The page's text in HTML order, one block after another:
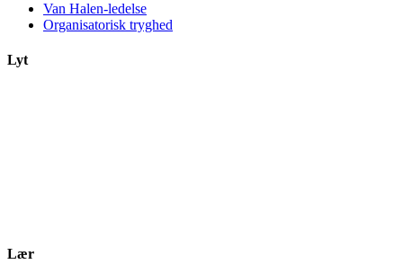
Van Halen-ledelse
Organisatorisk tryghed
Lyt
Lær